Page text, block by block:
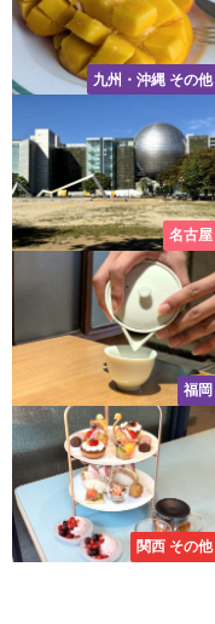
九州・沖縄 その他
名古屋
福岡
関西 その他